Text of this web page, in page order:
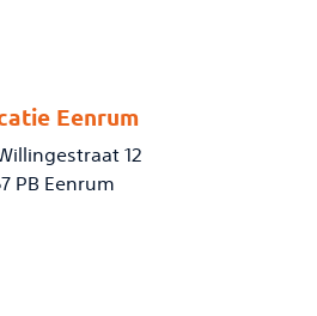
Eenrum
12
PB Eenrum